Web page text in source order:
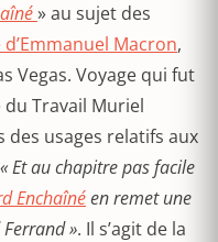
» au sujet des
Macron,
Vegas. Voyage qui fut
Travail Muriel
des usages relatifs aux
« Et au chapitre pas facile
Enchaînéen remet une
». Il s’agit de la